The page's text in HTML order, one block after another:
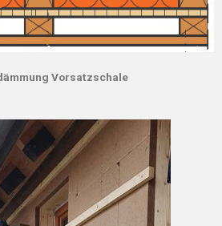
Vorsatzschale